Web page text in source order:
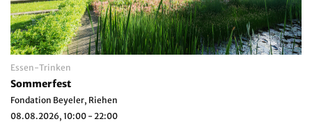
Essen-Trinken
Sommerfest
Fondation Beyeler, Riehen
08.08.2026, 10:00 - 22:00